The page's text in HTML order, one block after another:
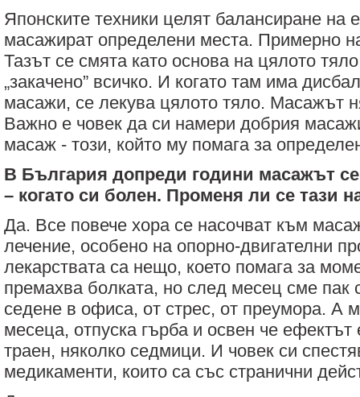
Японските техники целят балансиране на
масажират определени места. Примерно
Тазът се смята като основа на цялото
„закачено” всичко. И когато там има
масажи, се лекува цялото тяло. Масажът
Важно е човек да си намери добрия
масаж - този, който му помага за
В България допреди години масажът
– когато си болен. Променя ли се тази
Да. Все повече хора се насочват към
лечение, особено на опорно-двигателни
лекарствата са нещо, което помага за
премахва болката, но след месец сме пак
седене в офиса, от стрес, от преумора. А
месеца, отпуска гърба и освен че ефектът
траен, няколко седмици. И човек си
медикаменти, които са със странични